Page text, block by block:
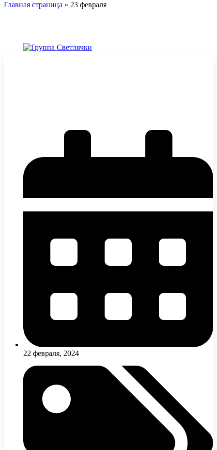
Главная страница » 23 февраля
22 февраля, 2024